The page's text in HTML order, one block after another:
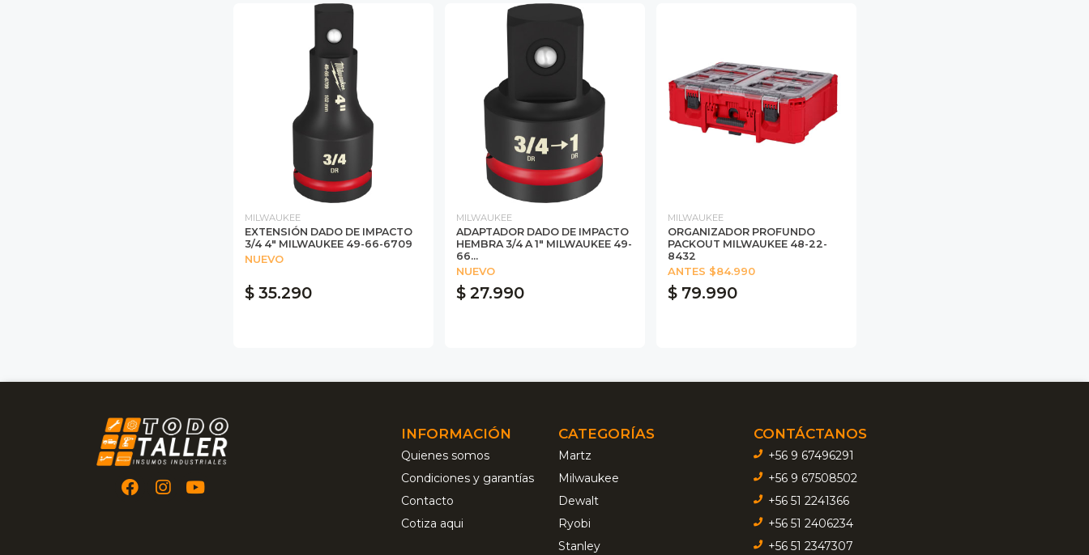
MILWAUKEE
EXTENSIÓN DADO DE IMPACTO
3/4 4" MILWAUKEE 49-66-6709
NUEVO
$ 35.290
MILWAUKEE
ADAPTADOR DADO DE IMPACTO
HEMBRA 3/4 A 1" MILWAUKEE 49-
66...
NUEVO
$ 27.990
MILWAUKEE
ORGANIZADOR PROFUNDO
PACKOUT MILWAUKEE 48-22-
8432
ANTES $84.990
$ 79.990
INFORMACIÓN
Quienes somos
Condiciones y garantías
Contacto
Cotiza aqui
CATEGORÍAS
Martz
Milwaukee
Dewalt
Ryobi
Stanley
CONTÁCTANOS
+56 9 67496291
+56 9 67508502
+56 51 2241366
+56 51 2406234
+56 51 2347307